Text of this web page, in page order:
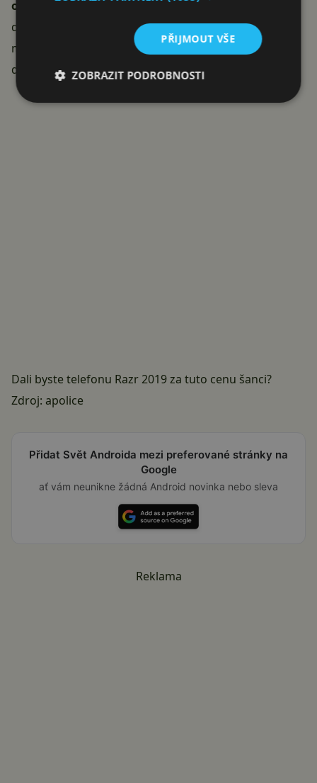
operátor EE. U něj je telefon dostupný v kombinaci s
datovými tarify za minimálně 2 800 korun (97 liber)
měsíčně. O dostupnosti ve zbytku světa, Evropy nebo
dokonce ČR zatím nic nevíme.
Dali byste telefonu Razr 2019 za tuto cenu šanci?
Zdroj: apolice
Přidat Svět Androida mezi preferované stránky na
Google
ať vám neunikne žádná Android novinka nebo sleva
Reklama
PŘIJMOUT VŠE
ZOBRAZIT PODROBNOSTI